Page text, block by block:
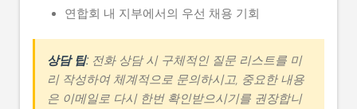
연합회 내 지부에서의 우선 채용 기회
상담 팁: 전화 상담 시 구체적인 질문 리스트를 미
리 작성하여 체계적으로 문의하시고, 중요한 내용
은 이메일로 다시 한번 확인받으시기를 권장합니